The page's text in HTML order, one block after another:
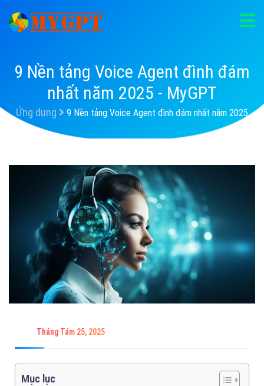
9 Nền tảng Voice Agent đình đám
nhất năm 2025 - MyGPT
Ứng dụng 9 Nền tảng Voice Agent đình đám nhất năm 2025
Tháng Tám 25, 2025
Mục lục